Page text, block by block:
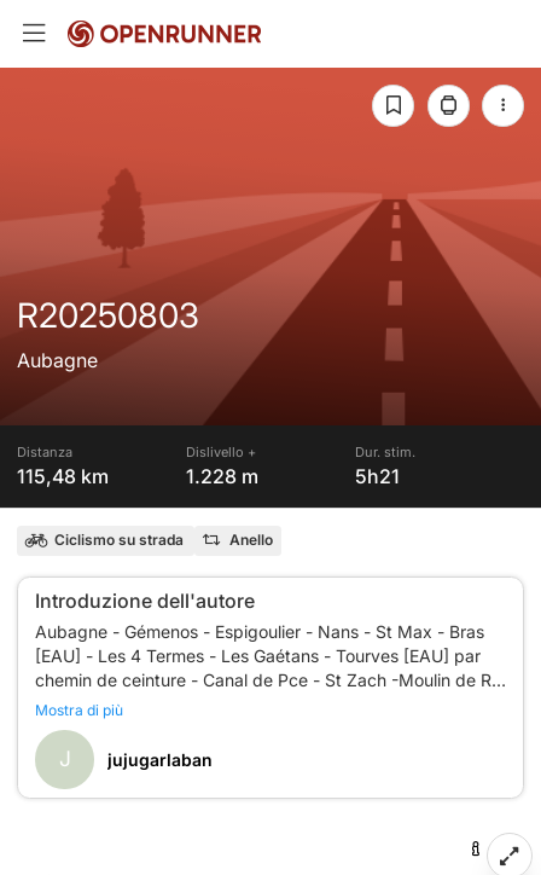
R20250803
Aubagne
Distanza
115,48 km
Dislivello +
1.228 m
Dur. stim.
5h21
Ciclismo su strada Anello
Introduzione dell'autore
Aubagne - Gémenos - Espigoulier - Nans - St Max - Bras
[EAU] - Les 4 Termes - Les Gaétans - Tourves [EAU] par
chemin de ceinture - Canal de Pce - St Zach -Moulin de R -
Mostra di più
J jujugarlaban